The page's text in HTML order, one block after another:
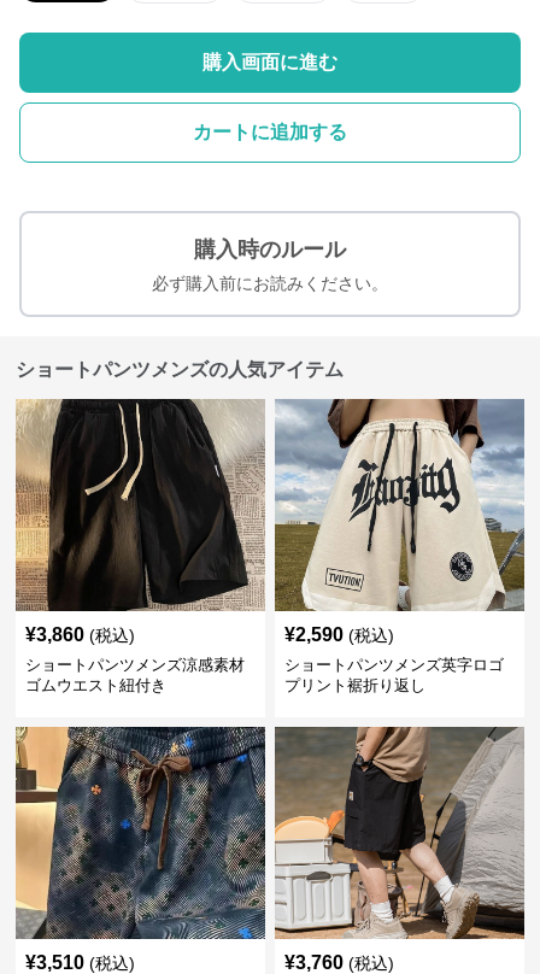
購入画面に進む
カートに追加する
購入時のルール
必ず購入前にお読みください。
ショートパンツメンズの人気アイテム
¥3,860 (税込)
ショートパンツメンズ涼感素材
ゴムウエスト紐付き
¥2,590 (税込)
ショートパンツメンズ英字ロゴ
プリント裾折り返し
¥3,510 (税込) ¥3,760 (税込)